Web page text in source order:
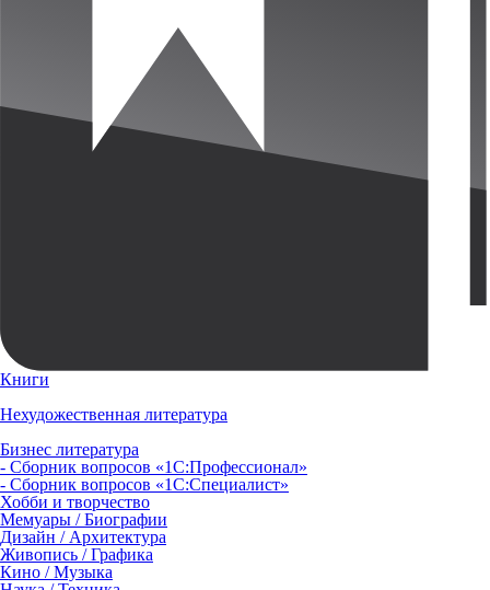
Книги
Нехудожественная литература
Бизнес литература
- Сборник вопросов «1С:Профессионал»
- Сборник вопросов «1С:Специалист»
Хобби и творчество
Мемуары / Биографии
Дизайн / Архитектура
Живопись / Графика
Кино / Музыка